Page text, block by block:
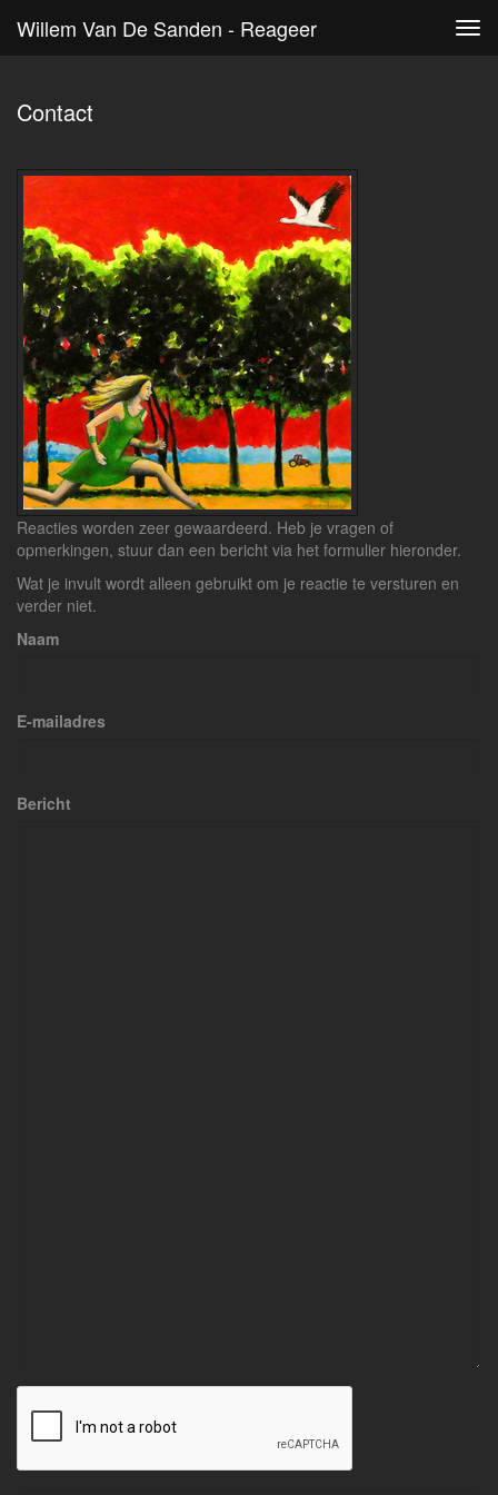
Willem Van De Sanden - Reageer
Contact
Reacties worden zeer gewaardeerd. Heb je vragen of
opmerkingen, stuur dan een bericht via het formulier hieronder.
Wat je invult wordt alleen gebruikt om je reactie te versturen en
verder niet.
Naam
E-mailadres
Bericht